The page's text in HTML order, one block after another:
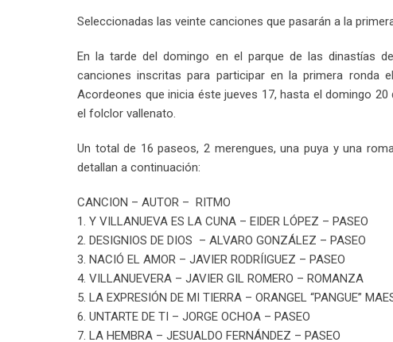
Seleccionadas las veinte canciones que pasarán a la
En la tarde del domingo en el parque de las dinastías
canciones inscritas para participar en la primera ronda
Acordeones que inicia éste jueves 17, hasta el domingo
el folclor vallenato.
Un total de 16 paseos, 2 merengues, una puya y una
detallan a continuación:
CANCION – AUTOR – RITMO
1. Y VILLANUEVA ES LA CUNA – EIDER LÓPEZ – PASEO
2. DESIGNIOS DE DIOS – ALVARO GONZÁLEZ – PASEO
3. NACIÓ EL AMOR – JAVIER RODRÍIGUEZ – PASEO
4. VILLANUEVERA – JAVIER GIL ROMERO – ROMANZA
5. LA EXPRESIÓN DE MI TIERRA – ORANGEL “PANGUE”
6. UNTARTE DE TI – JORGE OCHOA – PASEO
7. LA HEMBRA – JESUALDO FERNÁNDEZ – PASEO